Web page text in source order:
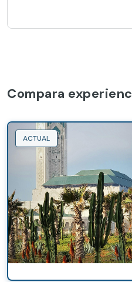
Compara
ACTUAL